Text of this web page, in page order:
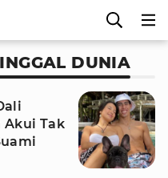
DUNIA
Akui Tak